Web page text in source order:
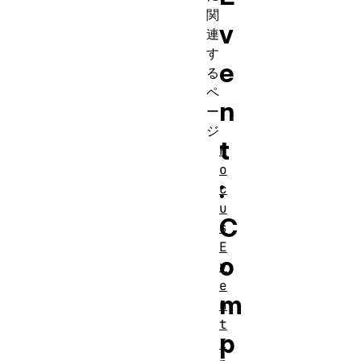
v
e
n
t
:
C
o
m
p
関
連
す
る
ペ
ー
ジ
F
o
c
u
s
E
v
e
n
t
I